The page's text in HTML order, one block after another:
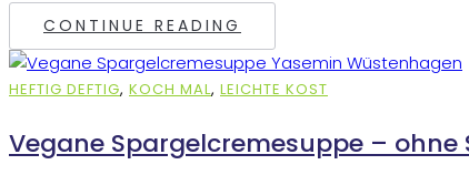
CONTINUE READING
HEFTIG DEFTIG, KOCH MAL, LEICHTE KOST
Vegane Spargelcremesuppe – ohne